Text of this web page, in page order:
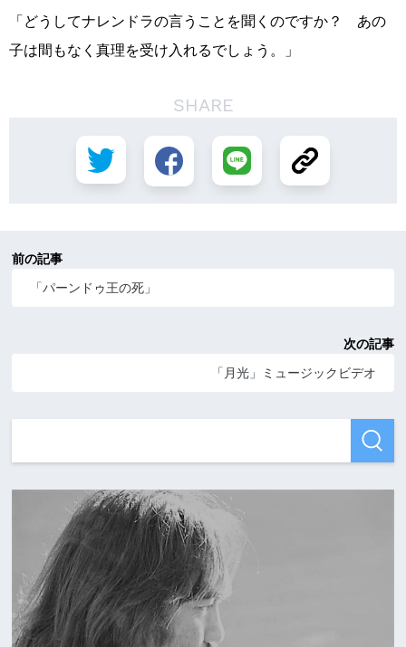
「どうしてナレンドラの言うことを聞くのですか？ あの
子は間もなく真理を受け入れるでしょう。」
SHARE
前の記事
「パーンドゥ王の死」
次の記事
「月光」ミュージックビデオ